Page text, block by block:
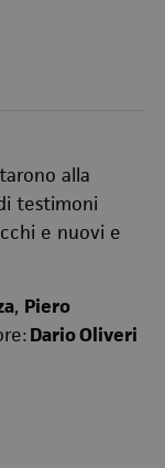
alla
testimoni
e nuovi e
, Piero
Dario Oliveri